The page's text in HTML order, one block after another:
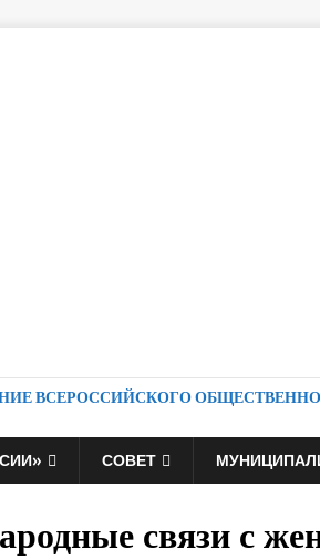
ВСЕРОССИЙСКОГО
СОВЕТ
связи с